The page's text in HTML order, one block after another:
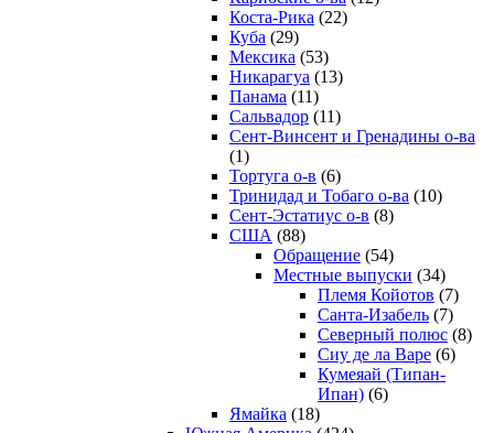
Коста-Рика (22)
Куба (29)
Мексика (53)
Никарагуа (13)
Панама (11)
Сальвадор (11)
Сент-Винсент и Гренадины о-ва
(1)
Тортуга о-в (6)
Тринидад и Тобаго о-ва (10)
Сент-Эстатиус о-в (8)
США (88)
Обращение (54)
Местные выпуски (34)
Племя Койотов (7)
Санта-Изабель (7)
Северный полюс (8)
Сиу де ла Варе (6)
Кумеяай (Типан-
Ипан) (6)
Ямайка (18)